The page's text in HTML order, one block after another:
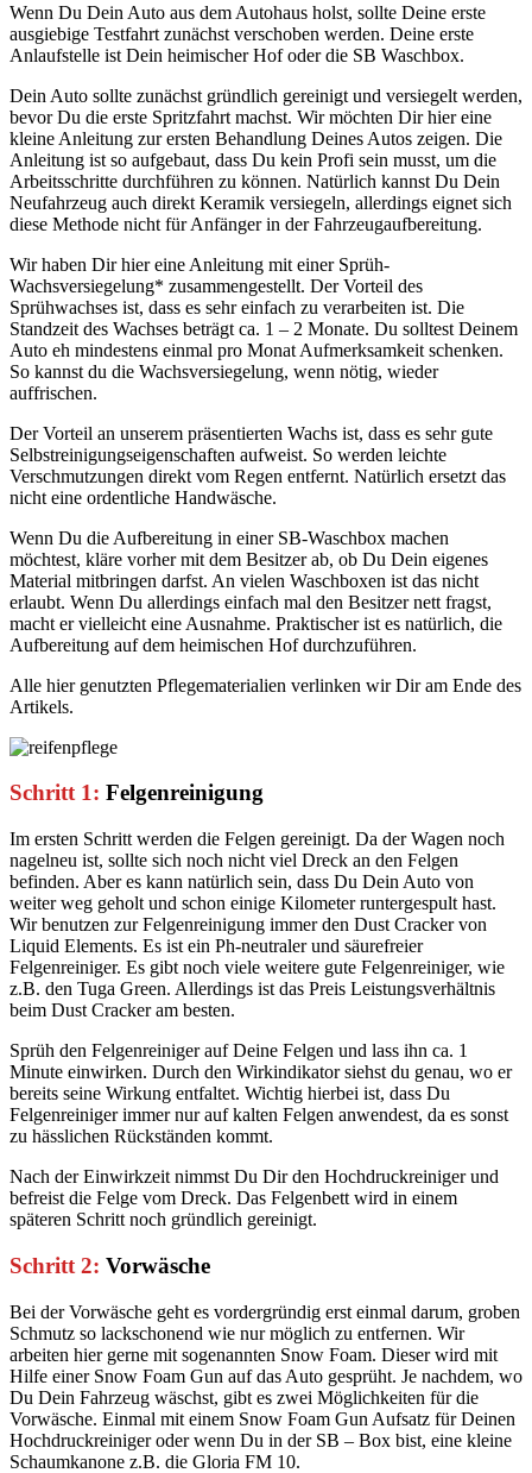
Wenn Du Dein Auto aus dem Autohaus holst, sollte Deine erste
ausgiebige Testfahrt zunächst verschoben werden. Deine erste
Anlaufstelle ist Dein heimischer Hof oder die SB Waschbox.
Dein Auto sollte zunächst gründlich gereinigt und versiegelt werden,
bevor Du die erste Spritzfahrt machst. Wir möchten Dir hier eine
kleine Anleitung zur ersten Behandlung Deines Autos zeigen. Die
Anleitung ist so aufgebaut, dass Du kein Profi sein musst, um die
Arbeitsschritte durchführen zu können. Natürlich kannst Du Dein
Neufahrzeug auch direkt Keramik versiegeln, allerdings eignet sich
diese Methode nicht für Anfänger in der Fahrzeugaufbereitung.
Wir haben Dir hier eine Anleitung mit einer Sprüh-
Wachsversiegelung* zusammengestellt. Der Vorteil des
Sprühwachses ist, dass es sehr einfach zu verarbeiten ist. Die
Standzeit des Wachses beträgt ca. 1 – 2 Monate. Du solltest Deinem
Auto eh mindestens einmal pro Monat Aufmerksamkeit schenken.
So kannst du die Wachsversiegelung, wenn nötig, wieder
auffrischen.
Der Vorteil an unserem präsentierten Wachs ist, dass es sehr gute
Selbstreinigungs­eigenschaften aufweist. So werden leichte
Verschmutzungen direkt vom Regen entfernt. Natürlich ersetzt das
nicht eine ordentliche Handwäsche.
Wenn Du die Aufbereitung in einer SB-Waschbox machen
möchtest, kläre vorher mit dem Besitzer ab, ob Du Dein eigenes
Material mitbringen darfst. An vielen Waschboxen ist das nicht
erlaubt. Wenn Du allerdings einfach mal den Besitzer nett fragst,
macht er vielleicht eine Ausnahme. Praktischer ist es natürlich, die
Aufbereitung auf dem heimischen Hof durchzuführen.
Alle hier genutzten Pflegematerialien verlinken wir Dir am Ende des
Artikels.
Schritt 1: Felgenreinigung
Im ersten Schritt werden die Felgen gereinigt. Da der Wagen noch
nagelneu ist, sollte sich noch nicht viel Dreck an den Felgen
befinden. Aber es kann natürlich sein, dass Du Dein Auto von
weiter weg geholt und schon einige Kilometer runtergespult hast.
Wir benutzen zur Felgenreinigung immer den Dust Cracker von
Liquid Elements. Es ist ein Ph-neutraler und säurefreier
Felgenreiniger. Es gibt noch viele weitere gute Felgenreiniger, wie
z.B. den Tuga Green. Allerdings ist das Preis Leistungsverhältnis
beim Dust Cracker am besten.
Sprüh den Felgenreiniger auf Deine Felgen und lass ihn ca. 1
Minute einwirken. Durch den Wirkindikator siehst du genau, wo er
bereits seine Wirkung entfaltet. Wichtig hierbei ist, dass Du
Felgenreiniger immer nur auf kalten Felgen anwendest, da es sonst
zu hässlichen Rückständen kommt.
Nach der Einwirkzeit nimmst Du Dir den Hochdruckreiniger und
befreist die Felge vom Dreck. Das Felgenbett wird in einem
späteren Schritt noch gründlich gereinigt.
Schritt 2: Vorwäsche
Bei der Vorwäsche geht es vordergründig erst einmal darum, groben
Schmutz so lackschonend wie nur möglich zu entfernen. Wir
arbeiten hier gerne mit sogenannten Snow Foam. Dieser wird mit
Hilfe einer Snow Foam Gun auf das Auto gesprüht. Je nachdem, wo
Du Dein Fahrzeug wäschst, gibt es zwei Möglichkeiten für die
Vorwäsche. Einmal mit einem Snow Foam Gun Aufsatz für Deinen
Hochdruckreiniger oder wenn Du in der SB – Box bist, eine kleine
Schaumkanone z.B. die Gloria FM 10.